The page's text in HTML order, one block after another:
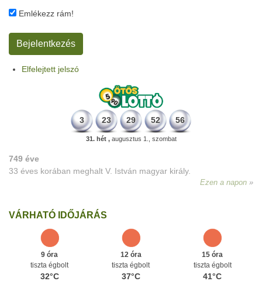
Emlékezz rám!
Elfelejtett jelszó
3 23 29 52 56
31. hét ,augusztus 1., szombat
749 éve
33 éves korában meghalt V. István magyar király.
Ezen a napon
VÁRHATÓ IDŐJÁRÁS
9 óra
tiszta égbolt
32°C
12 óra
tiszta égbolt
37°C
15 óra
tiszta égbolt
41°C